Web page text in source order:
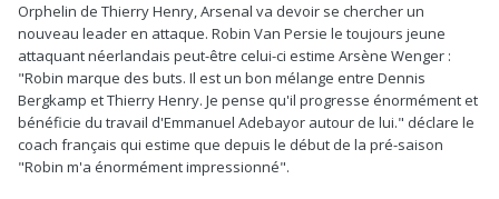
Orphelin de Thierry Henry, Arsenal va devoir se chercher un
nouveau leader en attaque. Robin Van Persie le toujours jeune
attaquant néerlandais peut-être celui-ci estime Arsène Wenger :
"Robin marque des buts. Il est un bon mélange entre Dennis
Bergkamp et Thierry Henry. Je pense qu'il progresse énormément et
bénéficie du travail d'Emmanuel Adebayor autour de lui." déclare le
coach français qui estime que depuis le début de la pré-saison
"Robin m'a énormément impressionné".